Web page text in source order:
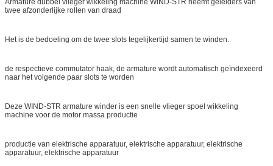
Armature dubbel vlieger wikkeling machine WIND-STR neemt geleiders van
twee afzonderlijke rollen van draad
Het is de bedoeling om de twee slots tegelijkertijd samen te winden.
de respectieve commutator haak, de armature wordt automatisch geïndexeerd
naar het volgende paar slots te worden
Deze WIND-STR armature winder is een snelle vlieger spoel wikkeling
machine voor de motor massa productie
productie van elektrische apparatuur, elektrische apparatuur, elektrische
apparatuur, elektrische apparatuur